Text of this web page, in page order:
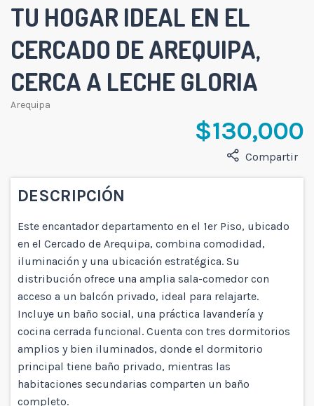
TU HOGAR IDEAL EN EL
CERCADO DE AREQUIPA,
CERCA A LECHE GLORIA
Arequipa
$ 130,000
Compartir
DESCRIPCIÓN
Este encantador departamento en el 1er Piso, ubicado
en el Cercado de Arequipa, combina comodidad,
iluminación y una ubicación estratégica. Su
distribución ofrece una amplia sala-comedor con
acceso a un balcón privado, ideal para relajarte.
Incluye un baño social, una práctica lavandería y
cocina cerrada funcional. Cuenta con tres dormitorios
amplios y bien iluminados, donde el dormitorio
principal tiene baño privado, mientras las
habitaciones secundarias comparten un baño
completo.